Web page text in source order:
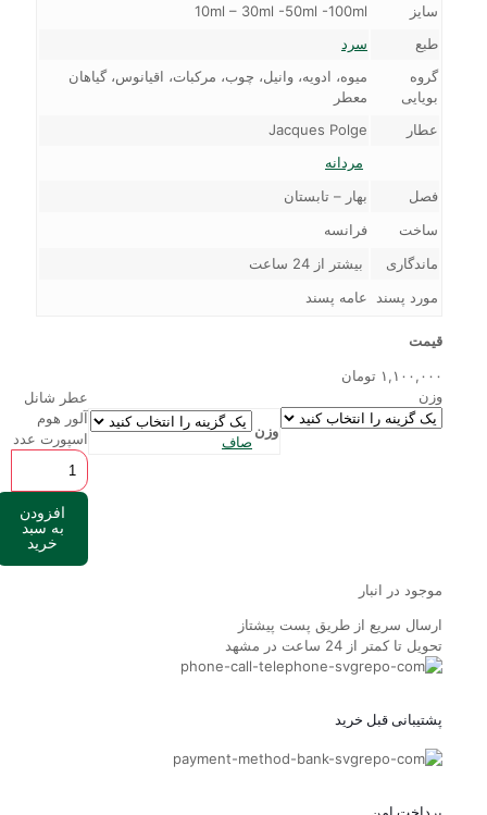
سایز
10ml – 30ml -50ml -100ml
طبع
سرد
گروه
بویایی
میوه، ادویه، وانیل، چوب، مرکبات، اقیانوس، گیاهان
معطر
عطار
Jacques Polge
مردانه
فصل
بهار – تابستان
ساخت
فرانسه
ماندگاری
بیشتر از 24 ساعت
مورد پسند عامه پسند
قیمت
۱,۱۰۰,۰۰۰ تومان
وزن
وزن
صاف
عطر شانل
آلور هوم
اسپورت عدد
افزودن
به سبد
خرید
موجود در انبار
ارسال سریع از طریق پست پیشتاز
تحویل تا کمتر از 24 ساعت در مشهد
پشتیبانی قبل خرید